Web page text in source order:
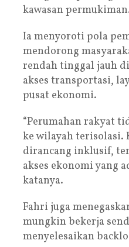
kawasan
Ia menyoroti pola
mendorong
rendah tinggal jauh
akses transportasi,
pusat ekonomi.
“Perumahan rakyat
ke wilayah terisolasi.
dirancang inklusif,
akses ekonomi yang
katanya.
Fahri juga
mungkin bekerja
menyelesaikan